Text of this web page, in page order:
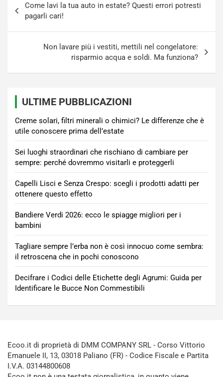
articoli
Come lavi la tua auto in estate? Questi errori potresti
pagarli cari!
Non lavare più i vestiti, mettili nel congelatore:
risparmio acqua e soldi. Ma funziona?
ULTIME PUBBLICAZIONI
Creme solari, filtri minerali o chimici? Le differenze che è
utile conoscere prima dell’estate
Sei luoghi straordinari che rischiano di cambiare per
sempre: perché dovremmo visitarli e proteggerli
Capelli Lisci e Senza Crespo: scegli i prodotti adatti per
ottenere questo effetto
Bandiere Verdi 2026: ecco le spiagge migliori per i
bambini
Tagliare sempre l’erba non è così innocuo come sembra:
il retroscena che in pochi conoscono
Decifrare i Codici delle Etichette degli Agrumi: Guida per
Identificare le Bucce Non Commestibili
Ecoo.it di proprietà di DMM COMPANY SRL - Corso Vittorio
Emanuele II, 13, 03018 Paliano (FR) - Codice Fiscale e Partita
I.V.A. 03144800608